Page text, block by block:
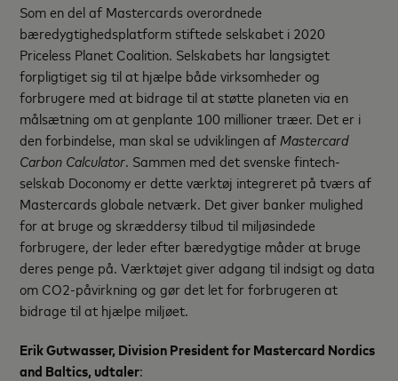
Som en del af Mastercards overordnede
bæredygtighedsplatform stiftede selskabet i 2020
Priceless Planet Coalition. Selskabets har langsigtet
forpligtiget sig til at hjælpe både virksomheder og
forbrugere med at bidrage til at støtte planeten via en
målsætning om at genplante 100 millioner træer. Det er i
den forbindelse, man skal se udviklingen af Mastercard
Carbon Calculator. Sammen med det svenske fintech-
selskab Doconomy er dette værktøj integreret på tværs af
Mastercards globale netværk. Det giver banker mulighed
for at bruge og skræddersy tilbud til miljøsindede
forbrugere, der leder efter bæredygtige måder at bruge
deres penge på. Værktøjet giver adgang til indsigt og data
om CO2-påvirkning og gør det let for forbrugeren at
bidrage til at hjælpe miljøet.
Erik Gutwasser, Division President for Mastercard Nordics
and Baltics, udtaler: